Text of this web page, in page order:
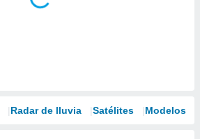
Radar de lluvia Satélites Modelos